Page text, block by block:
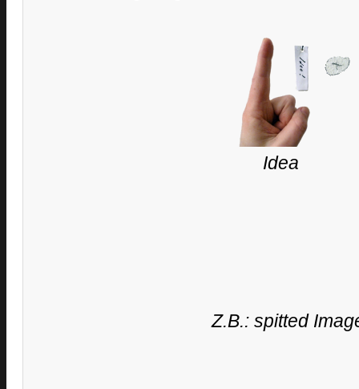
Idea
Z.B.: spitted